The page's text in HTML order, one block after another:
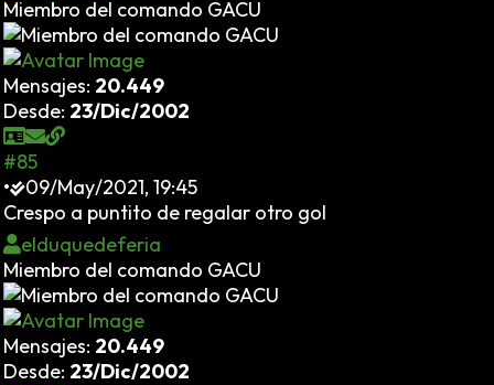
Miembro del comando GACU
Mensajes: 20.449
Desde: 23/Dic/2002
#85
•
09/May/2021, 19:45
Crespo a puntito de regalar otro gol
elduquedeferia
Miembro del comando GACU
Mensajes: 20.449
Desde: 23/Dic/2002